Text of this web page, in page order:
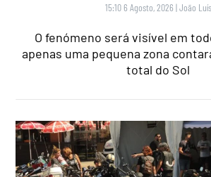
15:10 6 Agosto, 2026 |João Luís
O fenómeno será visível em
apenas uma pequena zona
total do Sol